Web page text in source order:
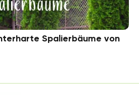
Spalierbäume von